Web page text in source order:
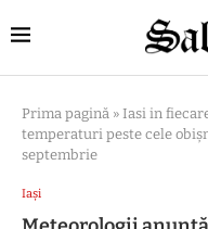
Prima pagină » Iasi in
temperaturi peste cele
septembrie
Iași